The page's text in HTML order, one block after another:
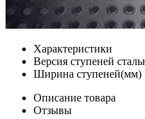
Характеристики
Версия ступеней
Ширина ступеней(мм)
Описание товара
Отзывы